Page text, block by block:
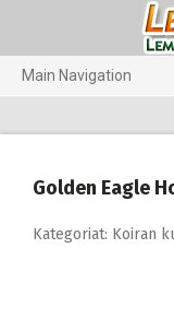
Main Navigation
Pieneläimet
Golden Eagle
Kategoriat: Koiran